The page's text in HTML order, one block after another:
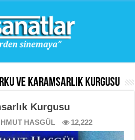
ve Karamsarlık Kurgusu
Kurgusu
HASGÜL 12,222